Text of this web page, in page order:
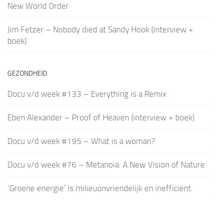
New World Order
Jim Fetzer – Nobody died at Sandy Hook (interview +
boek)
GEZONDHEID
Docu v/d week #133 – Everything is a Remix
Eben Alexander – Proof of Heaven (interview + boek)
Docu v/d week #195 – What is a woman?
Docu v/d week #76 – Metanoia: A New Vision of Nature
‘Groene energie’ is milieuonvriendelijk en inefficiënt.